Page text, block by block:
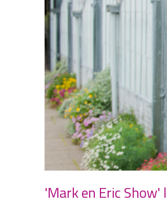
Inklappen
'Mark en Eric